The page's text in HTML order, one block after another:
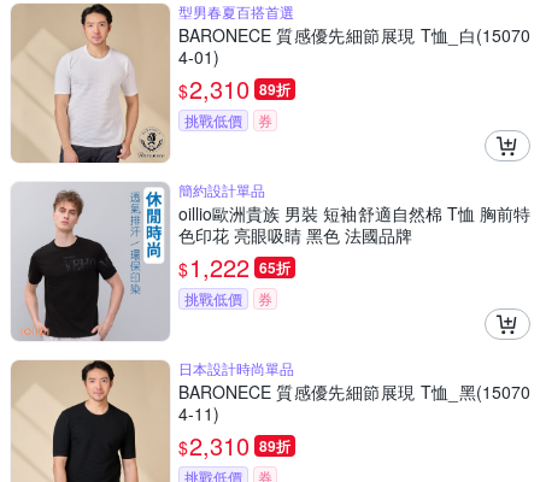
型男春夏百搭首選
BARONECE 質感優先細節展現 T恤_白(15070
4-01)
$2,310 89折
挑戰低價 券
簡約設計單品
oillio歐洲貴族 男裝 短袖舒適自然棉 T恤 胸前特
色印花 亮眼吸睛 黑色 法國品牌
$1,222 65折
挑戰低價 券
日本設計時尚單品
BARONECE 質感優先細節展現 T恤_黑(15070
4-11)
$2,310 89折
挑戰低價 券